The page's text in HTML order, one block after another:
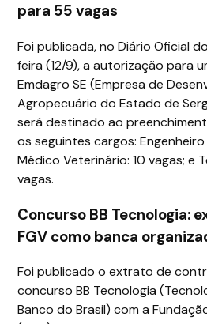
para 55 vagas
Foi publicada, no Diário Oficial
feira (12/9), a autorização para
Emdagro SE (Empresa de
Agropecuário do Estado de
será destinado ao
os seguintes cargos:
Médico Veterinário: 10 vagas; e
vagas.
Concurso BB Tecnologia:
FGV como banca
Foi publicado o extrato de
concurso BB Tecnologia
Banco do Brasil) com a